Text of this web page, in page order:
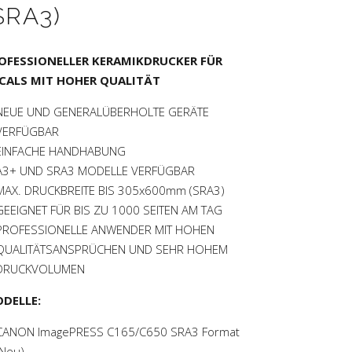
KERAMIKDRUCKER FÜR
MIT HOHER QUALITÄT
UND GENERALÜBERHOLTE GERÄTE
HANDHABUNG
UND SRA3 MODELLE VERFÜGBAR
DRUCKBREITE BIS 305x600mm (SRA3)
FÜR BIS ZU 1000 SEITEN AM TAG
ANWENDER MIT HOHEN
UND SEHR HOHEM
ImagePRESS C165/C650 SRA3 Format